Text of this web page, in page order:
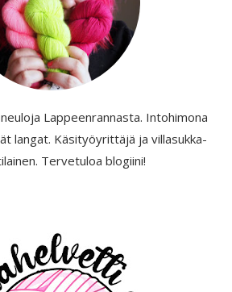
Lappeenrannasta. Intohimona
langat. Käsityöyrittäjä ja villasukka-
Tervetuloa blogiini!